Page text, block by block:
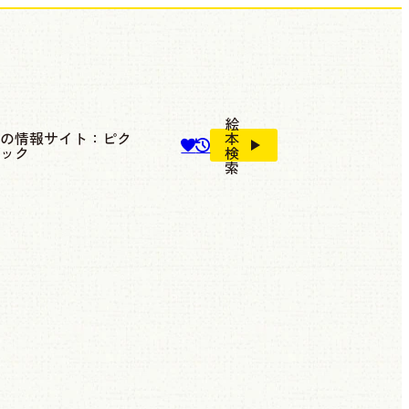
情報サイト：ピク
ク
絵
本
検
索